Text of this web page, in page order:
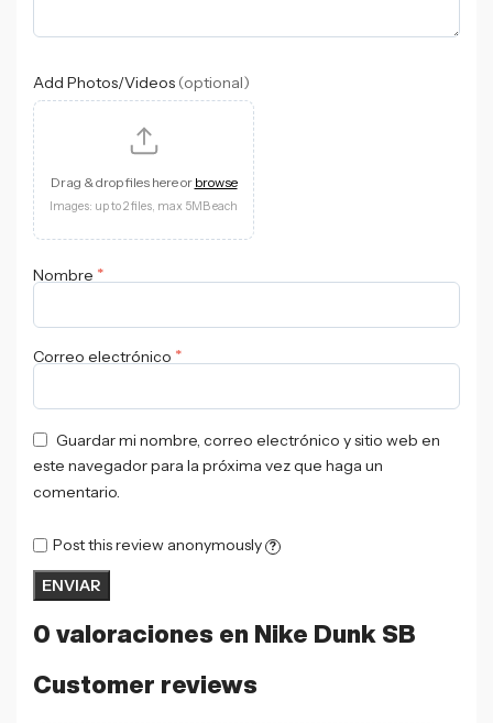
0 valoraciones en Nike Dunk SB
Customer reviews
Add Photos/Videos (optional)
Drag & drop files here or browse
Images: up to 2 files, max 5MB each
Nombre *
Correo electrónico *
Guardar mi nombre, correo electrónico y sitio web en
este navegador para la próxima vez que haga un
comentario.
Post this review anonymously ?